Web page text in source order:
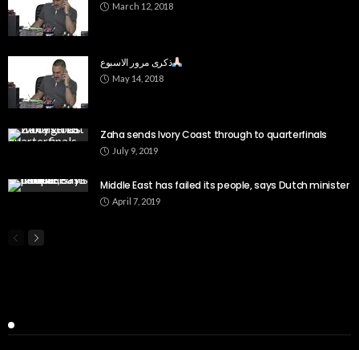
March 12, 2018
ذكرى مرور الاسبوع
May 14, 2018
Zaha sends Ivory Coast through to quarterfinals
July 9, 2019
Middle East has failed its people, says Dutch minister
April 7, 2019